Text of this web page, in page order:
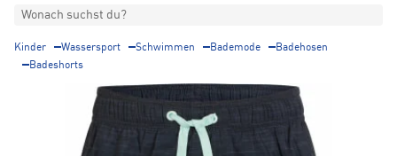
Wonach suchst du?
Kinder Wassersport Schwimmen Bademode
Badehosen
Badeshorts